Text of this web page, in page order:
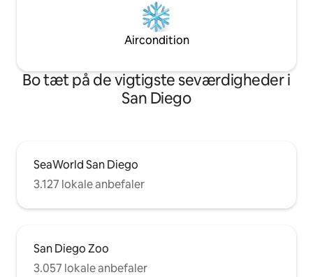
Aircondition
Bo tæt på de vigtigste seværdigheder i
San Diego
SeaWorld San Diego
3.127 lokale anbefaler
San Diego Zoo
3.057 lokale anbefaler